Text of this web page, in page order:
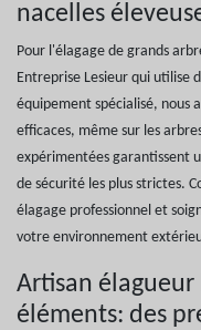
nacelles
Pour l'élagage de grands
Entreprise Lesieur qui utilise
équipement spécialisé, nous
efficaces, même sur les
expérimentées garantissent
de sécurité les plus strictes.
élagage professionnel et
votre environnement
Artisan élagueur
éléments: des